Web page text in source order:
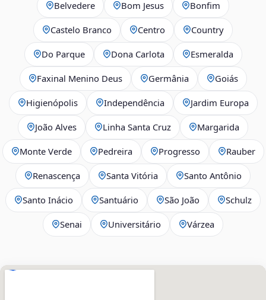
Belvedere Bom Jesus Bonfim
Castelo Branco Centro Country
Do Parque Dona Carlota Esmeralda
Faxinal Menino Deus Germânia Goiás
Higienópolis Independência Jardim Europa
João Alves Linha Santa Cruz Margarida
Monte Verde Pedreira Progresso Rauber
Renascença Santa Vitória Santo Antônio
Santo Inácio Santuário São João Schulz
Senai Universitário Várzea